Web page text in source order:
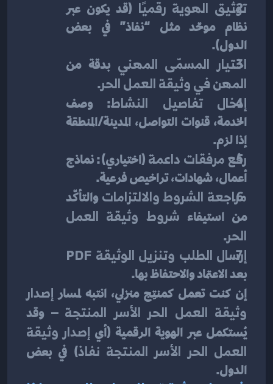
توثيق الهوية رقميًا (قد يكون عبر
الدول).
اختيار المسمّى المهني بدقة من
المهن في وثيقة العمل الحر.
إدخال تفاصيل النشاط
الخدمة، قنوات التواصل، المدينة/المنطقة
إذا لزم.
رفع مرفقات داعمة
أعمال، شهادات، تراخيص فرعية.
مراجعة الشروط والالتزامات والتأكّد
من استيفاء
الحر.
إرسال الطلب وتنزيل الوثيقة PDF
بعد الاعتماد والاحتفاظ بها.
إن كنت تعمل كمنتِج منزلي، انتبه لمسار
إصدار
وثيقة العمل الحر الأسر المنتجة
يُستكمل عبر الهوية الرقمية (أي
العمل الحر الأسر المنتجة نفاذ
الدول.